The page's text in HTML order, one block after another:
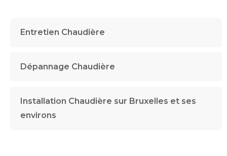
Entretien Chaudière
Dépannage Chaudière
Installation Chaudière sur Bruxelles et ses
environs